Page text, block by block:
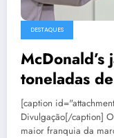
DESTAQUES
toneladas
[caption
Divulgação[/caption]
maior franquia da